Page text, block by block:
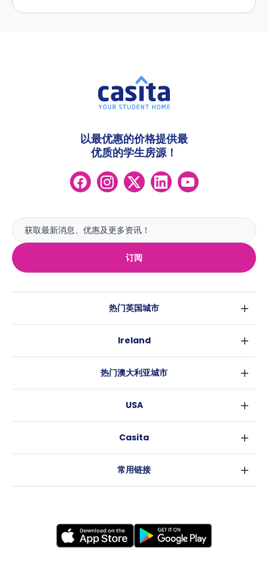
订阅
以最优惠的价格提供最
优质的学生房源！
热门英国城市
格拉斯哥
爱丁堡
利兹
布里斯托
卡迪夫
布拉德福德
纽卡斯尔
Ireland
都柏林
热门澳大利亚城市
布里斯班
阿德莱德
USA
洛杉矶
Casita
常用链接